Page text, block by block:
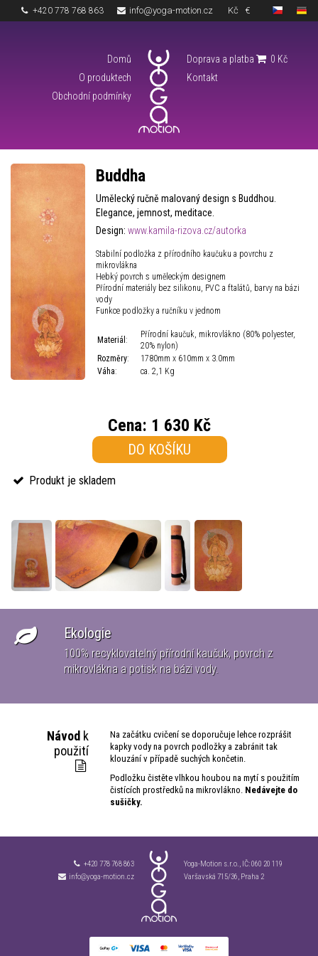
+420 778 768 863 info@yoga-motion.cz Kč €
Domů
O produktech
Obchodní podmínky
Doprava a platba
Kontakt
0 Kč
Buddha
Umělecký ručně malovaný design s Buddhou.
Elegance, jemnost, meditace.
Design: www.kamila-rizova.cz/autorka
Stabilní podložka z přírodního kaučuku a povrchu z
mikrovlákna
Hebký povrch s uměleckým designem
Přírodní materiály bez silikonu, PVC a ftalátů, barvy na bázi
vody
Funkce podložky a ručníku v jednom
Materiál :
Přírodní kaučuk, mikrovlákno (80% polyester,
20% nylon)
Rozměry:
1780mm x 610mm x 3.0mm
Váha: ca. 2,1 Kg
Cena: 1 630 Kč
DO KOŠÍKU
Produkt je skladem
Ekologie
100% recyklovatelný přírodní kaučuk, povrch z
mikrovlákna a potisk na bázi vody.
Návod k
použití
Na začátku cvičení se doporučuje lehce rozprášit
kapky vody na povrch podložky a zabránit tak
klouzání v případě suchých končetin.
Podložku čistěte vlhkou houbou na mytí s použitím
čistících prostředků na mikrovlákno. Nedávejte do
sušičky.
+420 778 768 863
info@yoga-motion.cz
Yoga-Motion s.r.o., IČ:060 20 119
Varšavská 715/36, Praha 2